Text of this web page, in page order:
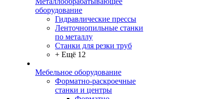
оборудование
Гидравлические прессы
Ленточнопильные станки
по металлу
Станки для резки труб
+ Ещё 12
Мебельное оборудование
Форматно-раскроечные
станки и центры